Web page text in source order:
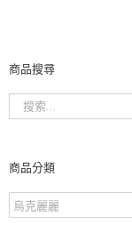
商品搜尋
商品分類